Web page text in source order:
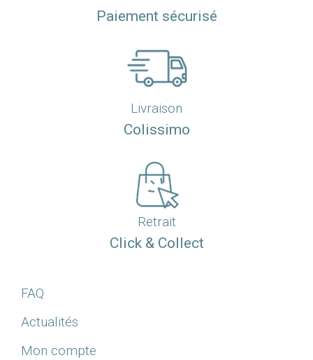
Paiement sécurisé
Livraison
Colissimo
Retrait
Click & Collect
FAQ
Actualités
Mon compte